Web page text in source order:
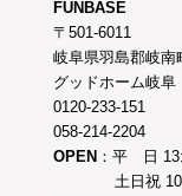
FUNBASE
〒501-6011
岐阜県羽島郡岐南
グッドホーム岐
0120-233-151
058-214-2204
OPEN ：平 日
土日祝